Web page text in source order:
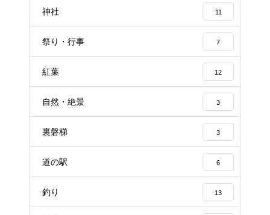
神社 11
祭り・行事 7
紅葉 12
自然・絶景 3
裏磐梯 3
道の駅 6
釣り 13